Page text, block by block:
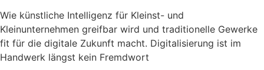
Wie künstliche Intelligenz für Kleinst- und
Kleinunternehmen greifbar wird und traditionelle Gewerke
fit für die digitale Zukunft macht. Digitalisierung ist im
Handwerk längst kein Fremdwort